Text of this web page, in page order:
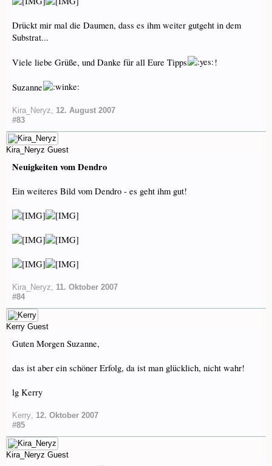
Drückt mir mal die Daumen, dass es ihm weiter gutgeht in dem
Substrat...
Viele liebe Grüße, und Danke für all Eure Tipps !
Suzanne
Kira_Neryz, 12. August 2007
#83
Kira_Neryz Guest
Neuigkeiten vom Dendro
Ein weiteres Bild vom Dendro - es geht ihm gut!
Kira_Neryz, 11. Oktober 2007
#84
Kerry Guest
Guten Morgen Suzanne,
das ist aber ein schöner Erfolg, da ist man glücklich, nicht wahr!
lg Kerry
Kerry, 12. Oktober 2007
#85
Kira_Neryz Guest